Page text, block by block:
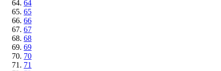
64
65
66
67
68
69
70
71